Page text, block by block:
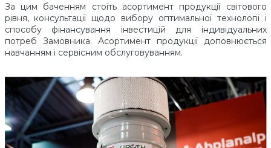
За цим баченням стоїть асортимент продукції світового
рівня, консультації щодо вибору оптимальної технології і
способу фінансування інвестицій для індивідуальних
потреб Замовника. Асортимент продукції доповнюється
навчанням і сервісним обслуговуванням.